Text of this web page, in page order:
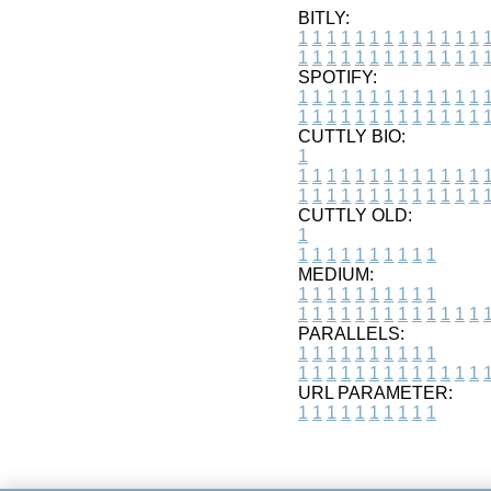
BITLY:
1 1 1 1 1 1 1 1 1 1 1 1 1 1
1 1 1 1 1 1 1 1 1 1 1 1 1 1
SPOTIFY:
1 1 1 1 1 1 1 1 1 1 1 1 1 1
1 1 1 1 1 1 1 1 1 1 1 1 1 1
CUTTLY BIO:
1
1 1 1 1 1 1 1 1 1 1 1 1 1 1
1 1 1 1 1 1 1 1 1 1 1 1 1 1
CUTTLY OLD:
1
1 1 1 1 1 1 1 1 1 1
MEDIUM:
1 1 1 1 1 1 1 1 1 1
1 1 1 1 1 1 1 1 1 1 1 1 1 1
PARALLELS:
1 1 1 1 1 1 1 1 1 1
1 1 1 1 1 1 1 1 1 1 1 1 1 1
URL PARAMETER:
1 1 1 1 1 1 1 1 1 1